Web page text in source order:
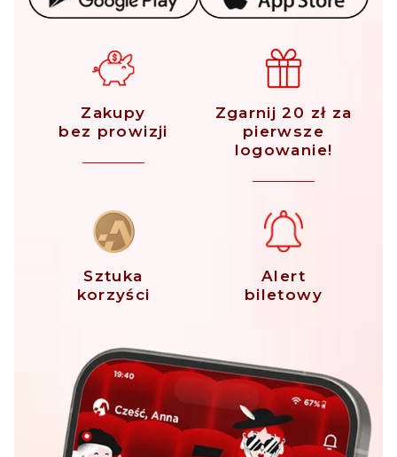
Zakupy
bez prowizji
Zgarnij 20 zł za
pierwsze
logowanie!
Sztuka
korzyści
Alert
biletowy